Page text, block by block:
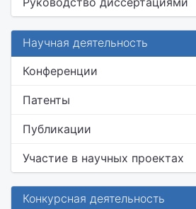
Научная деятельность
Конференции
Патенты
Публикации
Участие в научных проектах
Конкурсная деятельность